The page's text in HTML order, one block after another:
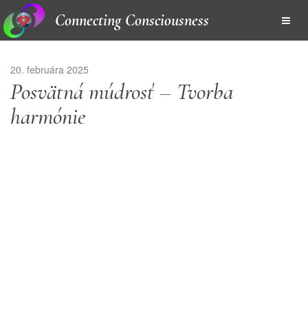
Connecting Consciousness
20. februára 2025
Posvätná múdrosť – Tvorba
harmónie